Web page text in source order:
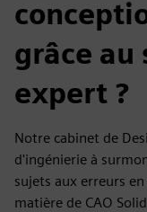
grâce au
expert ?
Notre cabinet de
d'ingénierie à
sujets aux erreurs
matière de CAO